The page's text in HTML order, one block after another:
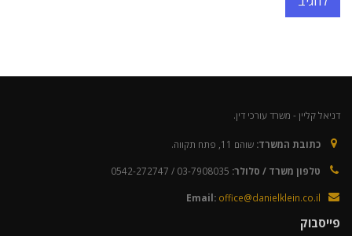
דניאל קליין - משרד עורכי דין.
כתובת המשרד: שוהם 11, פתח תקווה.
טלפון משרד / סלולר: 03-7908035 / 0542-272747
Email: office@danielklein.co.il
פייסבוק